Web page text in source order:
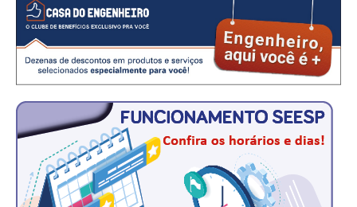
JORNAL DO ENGENHEIRO
AGENDA
SEESP NOTÍCIAS
NOTÍCIAS NO WHATSAPP
PUBLICAÇÕES